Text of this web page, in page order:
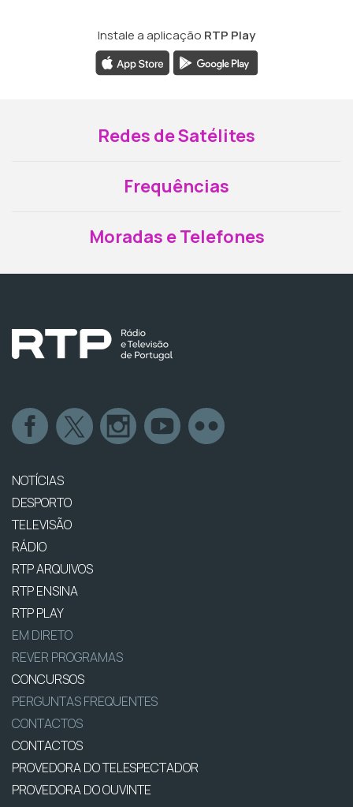
Instale a aplicação RTP Play
Redes de Satélites
Frequências
Moradas e Telefones
NOTÍCIAS
DESPORTO
TELEVISÃO
RÁDIO
RTP ARQUIVOS
RTP ENSINA
RTP PLAY
EM DIRETO
REVER PROGRAMAS
CONCURSOS
PERGUNTAS FREQUENTES
CONTACTOS
CONTACTOS
PROVEDORA DO TELESPECTADOR
PROVEDORA DO OUVINTE